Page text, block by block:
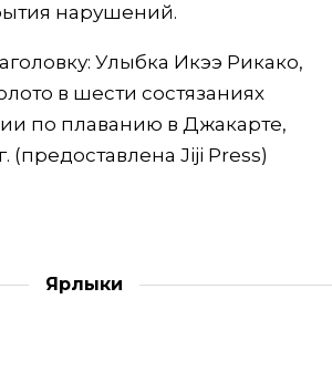
нарушений.
Улыбка Икээ Рикако,
в шести состязаниях
по плаванию в Джакарте,
(предоставлена Jiji Press)
Ярлыки